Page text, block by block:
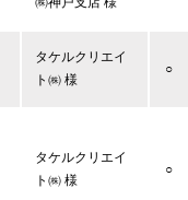
タケルクリエイ
ト㈱ 様
○
タケルクリエイ
ト㈱ 様
○